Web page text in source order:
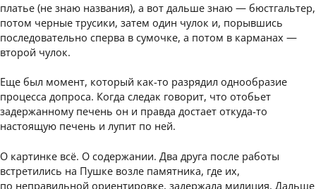
платье (не знаю названия), а вот дальше знаю — бюстгальтер,
потом черные трусики, затем один чулок и, порывшись
последовательно сперва в сумочке, а потом в карманах —
второй чулок.
Еще был момент, который как-то разрядил однообразие
процесса допроса. Когда следак говорит, что отобьет
задержанному печень он и правда достает откуда-то
настоящую печень и лупит по ней.
О картинке всё. О содержании. Два друга после работы
встретились на Пушке возле памятника, где их,
по неправильной ориентировке, задержала милиция. Дальше